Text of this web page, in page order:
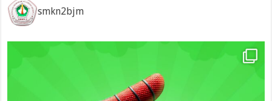
smkn2bjm